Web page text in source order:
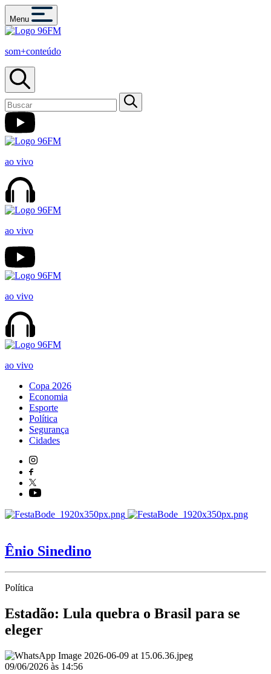
Menu
som+conteúdo
ao vivo
ao vivo
ao vivo
ao vivo
Copa 2026
Economia
Esporte
Política
Segurança
Cidades
Ênio Sinedino
Política
Estadão: Lula quebra o Brasil para se
eleger
09/06/2026 às 14:56